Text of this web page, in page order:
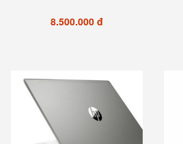
8.500.000 đ